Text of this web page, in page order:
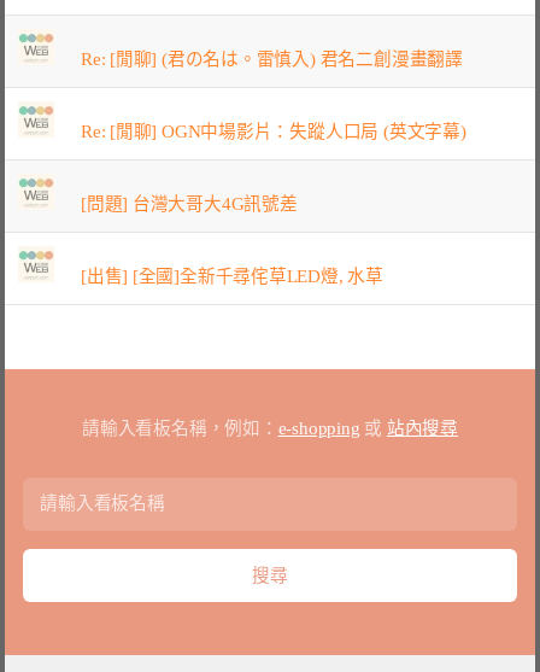
Re: [閒聊] (君の名は。雷慎入) 君名二創漫畫翻譯
Re: [閒聊] OGN中場影片：失蹤人口局 (英文字幕)
[問題] 台灣大哥大4G訊號差
[出售] [全國]全新千尋侘草LED燈, 水草
請輸入看板名稱，例如： e-shopping 或 站內搜尋